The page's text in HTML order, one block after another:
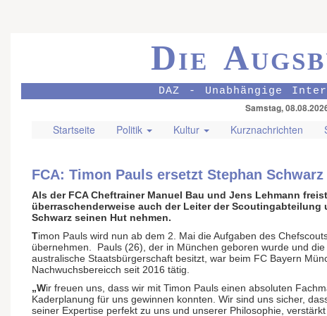
Die
DAZ - Unabhängige
Samstag,
Startseite Politik Kultur Kurznachrichten
FCA: Timon Pauls ersetzt Stephan Schwarz
Als der FCA Cheftrainer Manuel Bau und Jens Lehmann
überraschenderweise auch der Leiter der Scoutingabteilung
Schwarz seinen Hut nehmen.
Timon Pauls wird nun ab dem 2. Mai die Aufgaben des
übernehmen. Pauls (26), der in München geboren wurde und
australische Staatsbürgerschaft besitzt, war beim FC Bayern
Nachwuchsbereicch seit 2016 tätig.
„Wir freuen uns, dass wir mit Timon Pauls einen absoluten
Kaderplanung für uns gewinnen konnten. Wir sind uns sicher,
seiner Expertise perfekt zu uns und unserer Philosophie,